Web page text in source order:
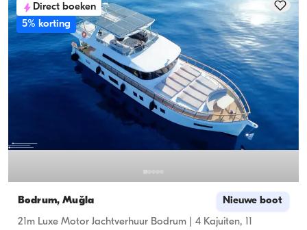
Direct boeken
5% korting
Bodrum, Muğla Nieuwe boot
21m Luxe Motor Jachtverhuur Bodrum | 4 Kajuiten, 11